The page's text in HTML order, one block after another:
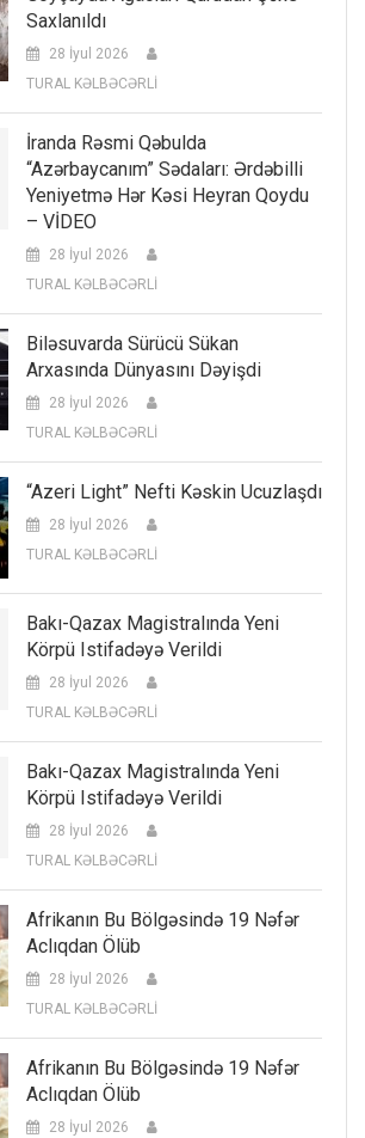
Saxlanıldı
28 İyul 2026
TURAL KƏLBƏCƏRLİ
İranda Rəsmi Qəbulda
“Azərbaycanım” Sədaları: Ərdəbilli
Yeniyetmə Hər Kəsi Heyran Qoydu
– VİDEO
28 İyul 2026
TURAL KƏLBƏCƏRLİ
Biləsuvarda Sürücü Sükan
Arxasında Dünyasını Dəyişdi
28 İyul 2026
TURAL KƏLBƏCƏRLİ
“Azeri Light” Nefti Kəskin Ucuzlaşdı
28 İyul 2026
TURAL KƏLBƏCƏRLİ
Bakı-Qazax Magistralında Yeni
Körpü Istifadəyə Verildi
28 İyul 2026
TURAL KƏLBƏCƏRLİ
Bakı-Qazax Magistralında Yeni
Körpü Istifadəyə Verildi
28 İyul 2026
TURAL KƏLBƏCƏRLİ
Afrikanın Bu Bölgəsində 19 Nəfər
Aclıqdan Ölüb
28 İyul 2026
TURAL KƏLBƏCƏRLİ
Afrikanın Bu Bölgəsində 19 Nəfər
Aclıqdan Ölüb
28 İyul 2026